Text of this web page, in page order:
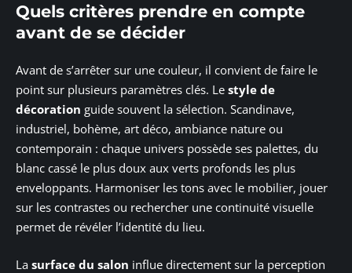
Quels critères prendre en compte
avant de se décider
Avant de s’arrêter sur une couleur, il convient de faire le
point sur plusieurs paramètres clés. Le style de
décoration guide souvent la sélection. Scandinave,
industriel, bohème, art déco, ambiance nature ou
contemporain : chaque univers possède ses palettes, du
blanc cassé le plus doux aux verts profonds les plus
enveloppants. Harmoniser les tons avec le mobilier, jouer
sur les contrastes ou rechercher une continuité visuelle
permet de révéler l’identité du lieu.
La surface du salon influe directement sur la perception